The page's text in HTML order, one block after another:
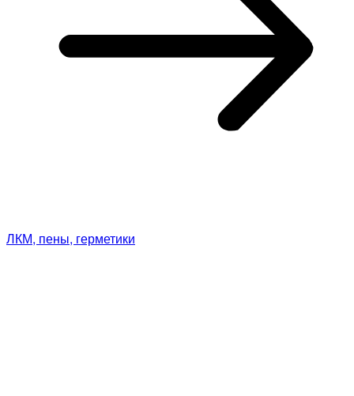
ЛКМ, пены, герметики